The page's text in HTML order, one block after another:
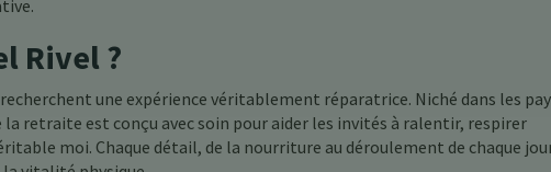
Rivel ?
une expérience véritablement réparatrice. Niché dans les
la retraite est conçu avec soin pour aider les invités à ralentir, respirer
moi. Chaque détail, de la nourriture au déroulement de chaque